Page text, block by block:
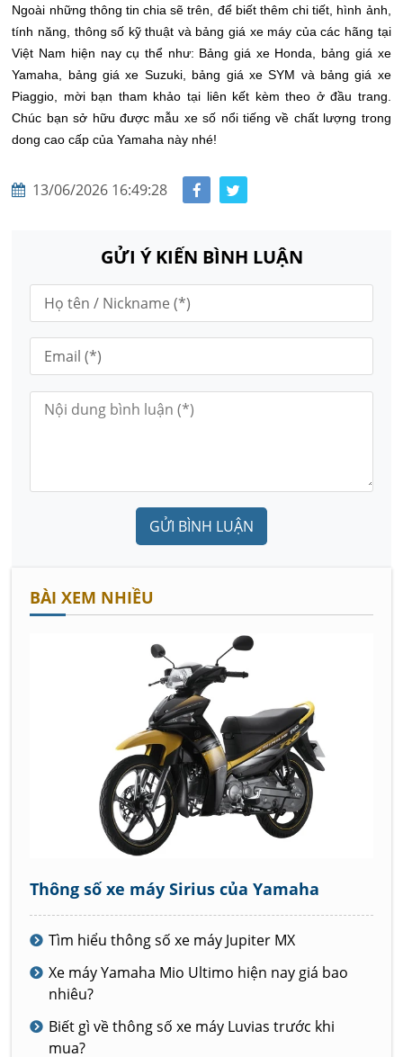
Ngoài những thông tin chia sẽ trên, để biết thêm chi tiết, hình ảnh,
tính năng, thông số kỹ thuật và bảng giá xe máy của các hãng tại
Việt Nam hiện nay cụ thể như: Bảng giá xe Honda, bảng giá xe
Yamaha, bảng giá xe Suzuki, bảng giá xe SYM và bảng giá xe
Piaggio, mời bạn tham khảo tại liên kết kèm theo ở đầu trang.
Chúc bạn sở hữu được mẫu xe số nổi tiếng về chất lượng trong
dong cao cấp của Yamaha này nhé!
13/06/2026 16:49:28
GỬI Ý KIẾN BÌNH LUẬN
GỬI BÌNH LUẬN
BÀI XEM NHIỀU
Thông số xe máy Sirius của Yamaha
Tìm hiểu thông số xe máy Jupiter MX
Xe máy Yamaha Mio Ultimo hiện nay giá bao
nhiêu?
Biết gì về thông số xe máy Luvias trước khi
mua?